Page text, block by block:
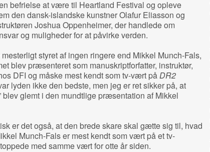
befrielse at være til Heartland Festival og opleve
den dansk-islandske kunstner Olafur Eliasson og
Joshua Oppenheimer, der handlede om
og muligheder for at påvirke verden.
styret af ingen ringere end Mikkel Munch-Fals,
blev præsenteret som manuskriptforfatter, instruktør,
DFI og måske mest kendt som tv-vært påDR2
lyden ikke den bedste, men jeg er ret sikker på, at
blev glemt i den mundtlige præsentation af Mikkel
er det også, at den brede skare skal gætte sig til, hvad
Munch-Fals er mest kendt som vært på et tv-
med samme vært for otte år siden.